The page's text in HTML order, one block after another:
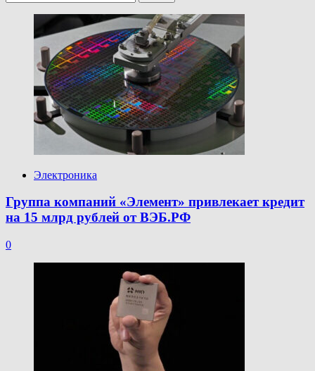
Электроника
Группа компаний «Элемент» привлекает кредит
на 15 млрд рублей от ВЭБ.РФ
0